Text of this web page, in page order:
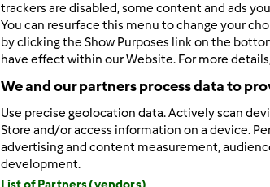
trackers are disabled, some content and ads
You can resurface this menu to change your
by clicking the Show Purposes link on the
have effect within our Website. For more
We and our partners process data to
Use precise geolocation data. Actively scan
Store and/or access information on a device.
advertising and content measurement,
development.